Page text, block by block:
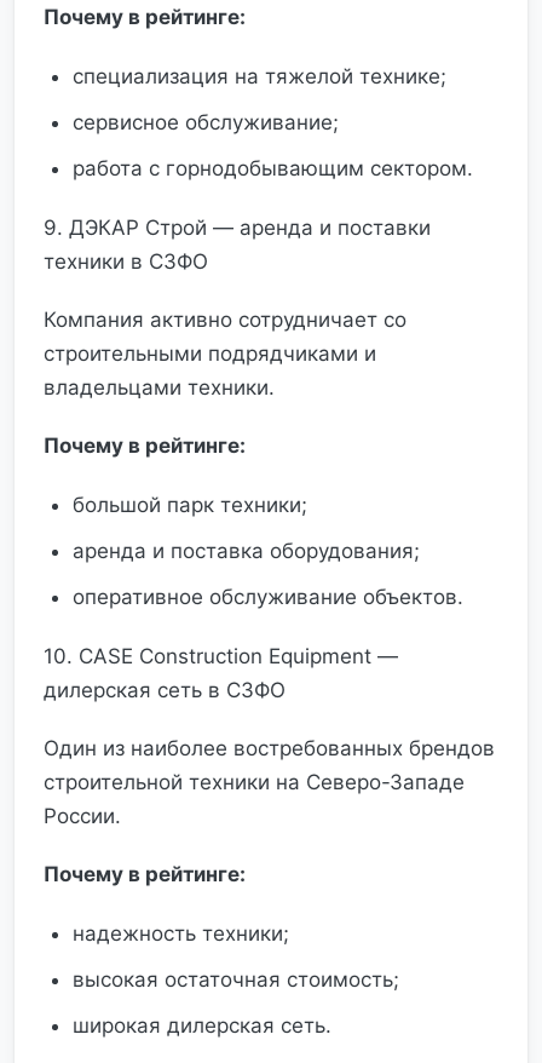
Почему в рейтинге:
специализация на тяжелой технике;
сервисное обслуживание;
работа с горнодобывающим сектором.
9. ДЭКАР Строй — аренда и поставки
техники в СЗФО
Компания активно сотрудничает со
строительными подрядчиками и
владельцами техники.
Почему в рейтинге:
большой парк техники;
аренда и поставка оборудования;
оперативное обслуживание объектов.
10. CASE Construction Equipment —
дилерская сеть в СЗФО
Один из наиболее востребованных брендов
строительной техники на Северо-Западе
России.
Почему в рейтинге:
надежность техники;
высокая остаточная стоимость;
широкая дилерская сеть.